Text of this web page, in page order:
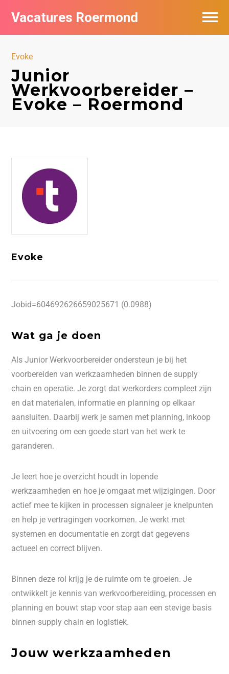
Vacatures Roermond
Evoke
Junior
Werkvoorbereider –
Evoke – Roermond
Evoke
Jobid=604692626659025671 (0.0988)
Wat ga je doen
Als Junior Werkvoorbereider ondersteun je bij het
voorbereiden van werkzaamheden binnen de supply
chain en operatie. Je zorgt dat werkorders compleet zijn
en dat materialen, informatie en planning op elkaar
aansluiten. Daarbij werk je samen met planning, inkoop
en uitvoering om een goede start van het werk te
garanderen.
Je leert hoe je overzicht houdt in lopende
werkzaamheden en hoe je omgaat met wijzigingen. Door
actief mee te kijken in processen signaleer je knelpunten
en help je vertragingen voorkomen. Je werkt met
systemen en documentatie en zorgt dat gegevens
actueel en correct blijven.
Binnen deze rol krijg je de ruimte om te groeien. Je
ontwikkelt je kennis van werkvoorbereiding, processen en
planning en bouwt stap voor stap aan een stevige basis
binnen supply chain en logistiek.
Jouw werkzaamheden
Vacatures per bedrijf in Roermond
Nieuwsbrief feed